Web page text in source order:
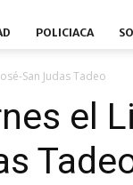
POLICIACA
San Judas Tadeo
el